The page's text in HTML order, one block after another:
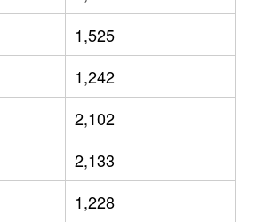
1,525
1,242
2,102
2,133
1,228